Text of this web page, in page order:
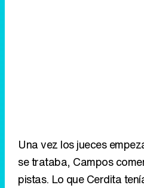
Una vez los jueces
se trataba, Campos
pistas. Lo que Cerdita